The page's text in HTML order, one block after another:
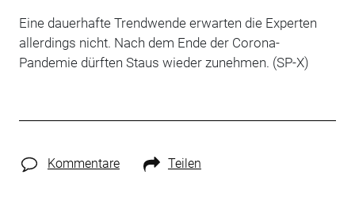
Eine dauerhafte Trendwende erwarten die Experten
allerdings nicht. Nach dem Ende der Corona-
Pandemie dürften Staus wieder zunehmen. (SP-X)
Kommentare Teilen